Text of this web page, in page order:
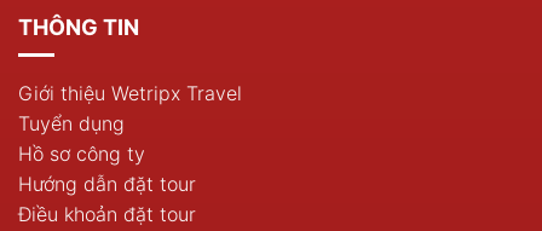
THÔNG TIN
Giới thiệu Wetripx Travel
Tuyển dụng
Hồ sơ công ty
Hướng dẫn đặt tour
Điều khoản đặt tour